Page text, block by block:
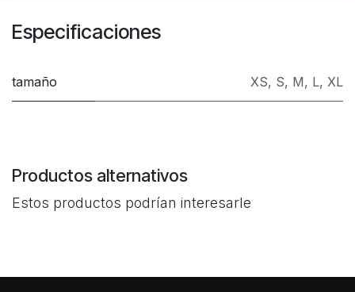
Especificaciones
tamaño XS, S, M, L, XL
Productos alternativos
Estos productos podrían interesarle